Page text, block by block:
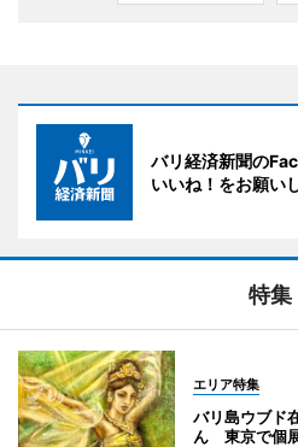
バリ経済新聞の
いいね！をお願い
特集
エリア特集
バリ島ウブド
ん 東京で個